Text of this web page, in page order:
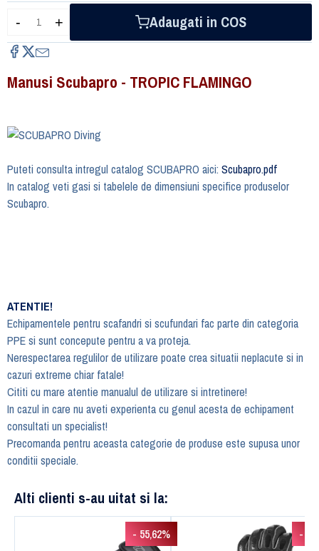
-
+ Adaugati in COS
Manusi Scubapro - TROPIC FLAMINGO
Puteti consulta intregul catalog SCUBAPRO aici: Scubapro.pdf
In catalog veti gasi si tabelele de dimensiuni specifice produselor
Scubapro.
ATENTIE!
Echipamentele pentru scafandri si scufundari fac parte din categoria
PPE si sunt concepute pentru a va proteja.
Nerespectarea regulilor de utilizare poate crea situatii neplacute si in
cazuri extreme chiar fatale!
Cititi cu mare atentie manualul de utilizare si intretinere!
In cazul in care nu aveti experienta cu genul acesta de echipament
consultati un specialist!
Precomanda pentru aceasta categorie de produse este supusa unor
conditii speciale.
Alti clienti s-au uitat si la:
- 55,62% -